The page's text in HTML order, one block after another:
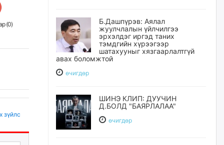
(0)
зүйлс
Б.Дашпүрэв: Аялал
жуулчлалын үйлчилгээ
эрхэлдэг иргэд таних
тэмдгийн хүрээгээр
шатахууныг хязгаарлалтгүй
авах боломжтой
өчигдѳр
ШИНЭ КЛИП: ДУУЧИН
Д.БОЛД "БАЯРЛАЛАА"
өчигдѳр